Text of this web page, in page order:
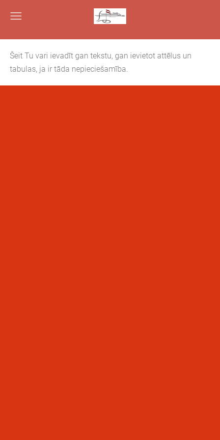
Šeit Tu vari ievadīt gan tekstu, gan ievietot attēlus un
tabulas, ja ir tāda nepieciešamība.